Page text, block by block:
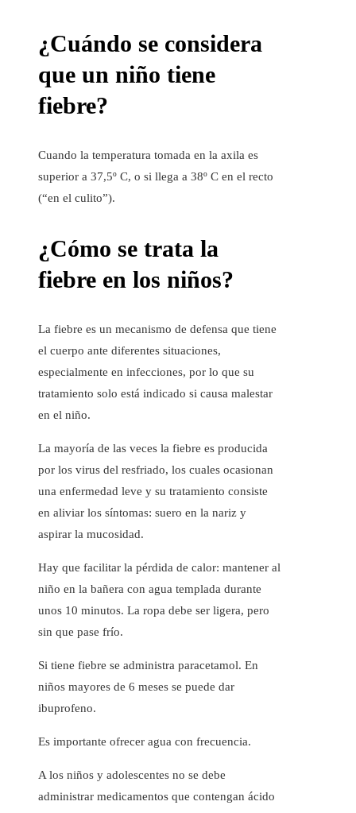
¿Cuándo se considera
que un niño tiene
fiebre?
Cuando la temperatura tomada en la axila es
superior a 37,5º C, o si llega a 38º C en el recto
(“en el culito”).
¿Cómo se trata la
fiebre en los niños?
La fiebre es un mecanismo de defensa que tiene
el cuerpo ante diferentes situaciones,
especialmente en infecciones, por lo que su
tratamiento solo está indicado si causa malestar
en el niño.
La mayoría de las veces la fiebre es producida
por los virus del resfriado, los cuales ocasionan
una enfermedad leve y su tratamiento consiste
en aliviar los síntomas: suero en la nariz y
aspirar la mucosidad.
Hay que facilitar la pérdida de calor: mantener al
niño en la bañera con agua templada durante
unos 10 minutos. La ropa debe ser ligera, pero
sin que pase frío.
Si tiene fiebre se administra paracetamol. En
niños mayores de 6 meses se puede dar
ibuprofeno.
Es importante ofrecer agua con frecuencia.
A los niños y adolescentes no se debe
administrar medicamentos que contengan ácido